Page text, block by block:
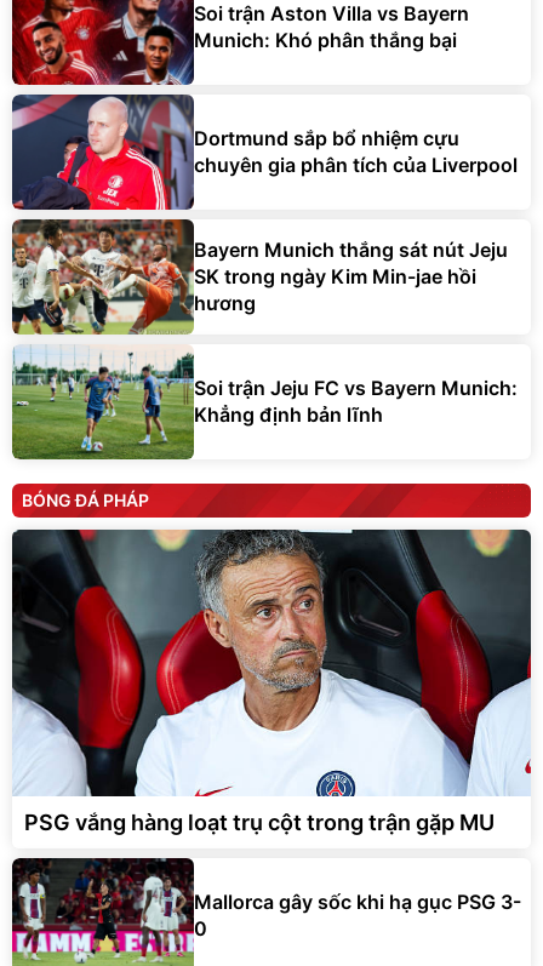
Soi trận Aston Villa vs Bayern
Munich: Khó phân thắng bại
Dortmund sắp bổ nhiệm cựu
chuyên gia phân tích của Liverpool
Bayern Munich thắng sát nút Jeju
SK trong ngày Kim Min-jae hồi
hương
Soi trận Jeju FC vs Bayern Munich:
Khẳng định bản lĩnh
BÓNG ĐÁ PHÁP
PSG vắng hàng loạt trụ cột trong trận gặp MU
Mallorca gây sốc khi hạ gục PSG 3-
0